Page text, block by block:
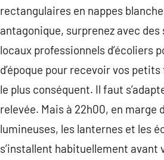
rectangulaires en nappes
antagonique, surprenez avec
locaux professionnels d’écoliers
d’époque pour recevoir vos
le plus conséquent. Il faut
relevée. Mais à 22h00, en
lumineuses, les lanternes et les
s’installent habituellement